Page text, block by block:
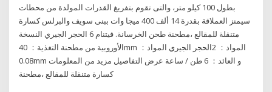
بطول 100 كيلو متر، والتى تقوم بتفريغ القدرات المولدة من محطات
سيمنز العملاقة بقدرة 14 ألف 400 ميجا وات ببنى سويف والبرلس كسارة
متنقلة للمقالع ،مطحنة طحن الخرسانة. فيتنام 6 الحجر الجيري النسخة
الأوروبية من مطحنة التغذية： 40mm المواد： 2الحجر الجيري المواد：
0.08mm و العائد： 6 طن / ساعة عرض التفاصيل مزيد من المعلومات
كسارة متنقلة للمقالع ،مطحنة